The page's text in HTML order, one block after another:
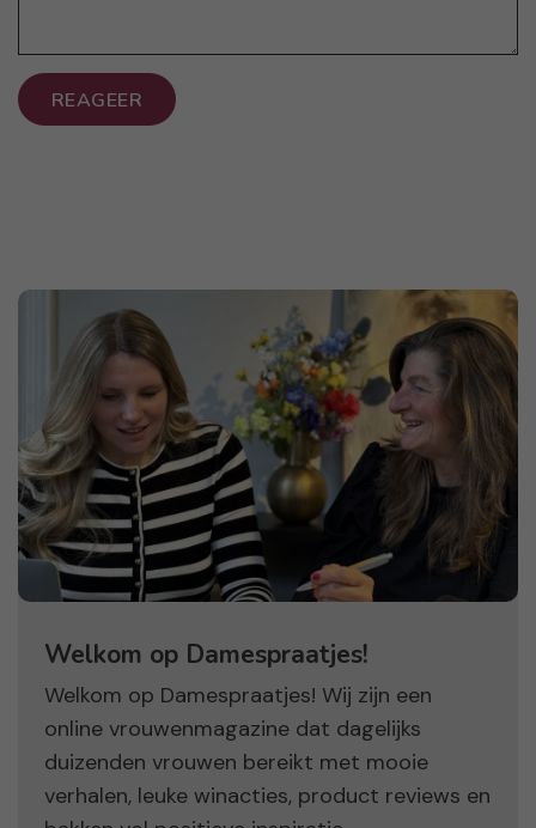
REAGEER
Welkom op Damespraatjes!
Welkom op Damespraatjes! Wij zijn een
online vrouwenmagazine dat dagelijks
duizenden vrouwen bereikt met mooie
verhalen, leuke winacties, product reviews en